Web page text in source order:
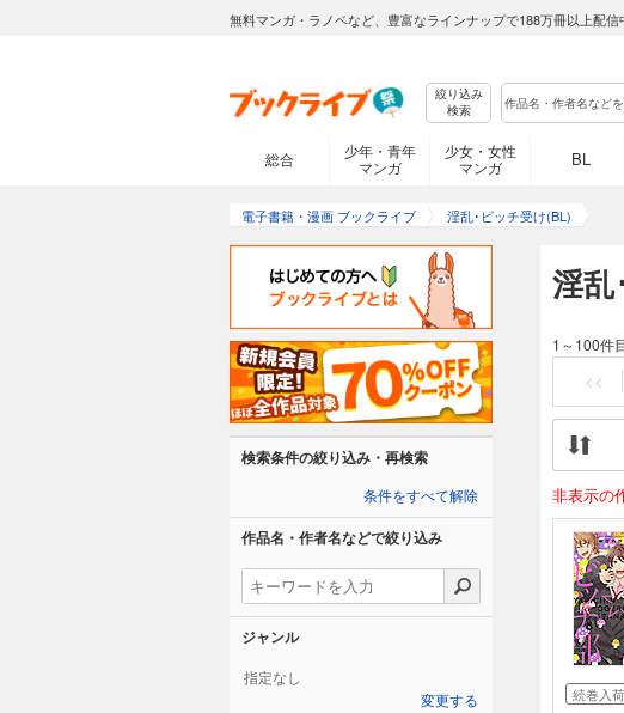
無料マンガ・ラノベなど、豊富なラインナップで188万冊以上配信
絞り込み
検索
総合
少年・青年
マンガ
少女・女性
マンガ
BL
電子書籍・漫画 ブックライブ 淫乱･ビッチ受け(BL)
淫
1～100件
<<
非表示の
続巻入荷
検索条件の絞り込み・再検索
条件をすべて解除
作品名・作者名などで絞り込み
ジャンル
指定なし
変更する